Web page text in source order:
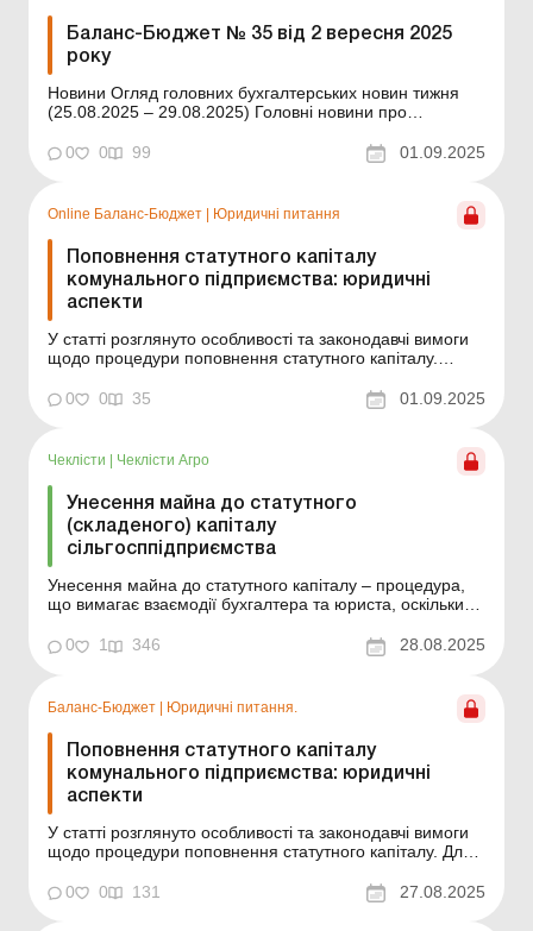
Баланс-Бюджет № 35 від 2 вересня 2025
року
Новини Огляд головних бухгалтерських новин тижня
(25.08.2025 – 29.08.2025) Головні новини про
щодня Зміст номеру Юридичні питання
Читати Поповнення статутного капіталу комунального
0 0 99 01.09.2025
Online Баланс-Бюджет Юридичні питання
Поповнення статутного капіталу
комунального підприємства: юридичні
аспекти
У статті розглянуто особливості та законодавчі вимоги
щодо процедури поповнення статутного капіталу.
більш ефективної роботи комунальних підприємств
органи місцевого самоврядування (далі – ОМС), які є
0 0 35 01.09.2025
Чеклісти Чеклісти Агро
Унесення майна до статутного
(складеного) капіталу
сільгосппідприємства
Унесення майна до статутного капіталу – процедура,
що вимагає взаємодії бухгалтера та юриста, оскільки
рішень учасників; бухгалтерський облік унесеного
0 1 346 28.08.2025
Баланс-Бюджет | Юридичні питання.
Поповнення статутного капіталу
комунального підприємства: юридичні
аспекти
У статті розглянуто особливості та законодавчі вимоги
щодо процедури поповнення статутного капіталу. Для
органи місцевого самоврядування (далі – ОМС), які є
їхніми засновниками, мають право ухвалювати рішення
0 0 131 27.08.2025